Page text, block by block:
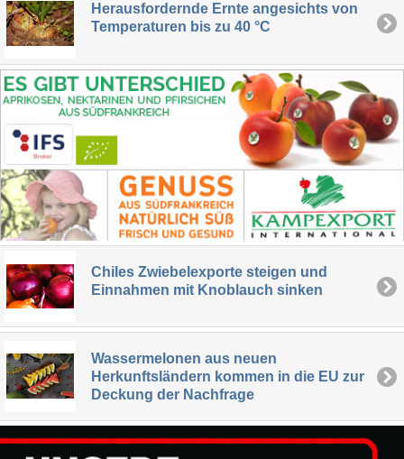
Herausfordernde Ernte angesichts von
Temperaturen bis zu 40 °C
Chiles Zwiebelexporte steigen und
Einnahmen mit Knoblauch sinken
Wassermelonen aus neuen
Herkunftsländern kommen in die EU zur
Deckung der Nachfrage